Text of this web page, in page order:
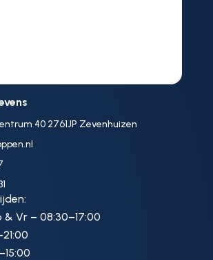
40 2761JP Zevenhuizen
& Vr – 08:30–17:00